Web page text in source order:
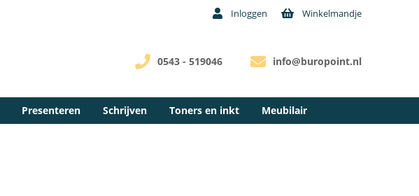
Inloggen Winkelmandje
info@buropoint.nl
0543 - 519046
Presenteren Schrijven Toners en inkt Meubilair